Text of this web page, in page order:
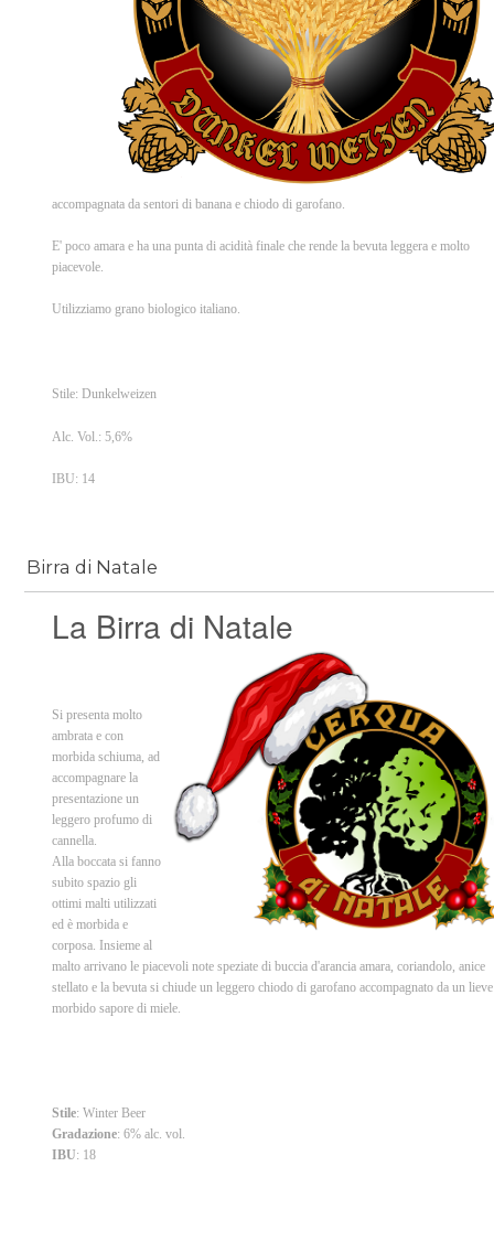
accompagnata da sentori di banana e chiodo di garofano.
E' poco amara e ha una punta di acidità finale che rende la bevuta leggera e molto
piacevole.
Utilizziamo grano biologico italiano.
Stile: Dunkelweizen
Alc. Vol.: 5,6%
IBU: 14
Birra di Natale
La Birra di Natale
Si presenta molto
ambrata e con
morbida schiuma, ad
accompagnare la
presentazione un
leggero profumo di
cannella.
Alla boccata si fanno
subito spazio gli
ottimi malti utilizzati
ed è morbida e
corposa. Insieme al
malto arrivano le piacevoli note speziate di buccia d'arancia amara, coriandolo, anice
stellato e la bevuta si chiude un leggero chiodo di garofano accompagnato da un
morbido sapore di miele.
Stile: Winter Beer
Gradazione: 6% alc. vol.
IBU: 18